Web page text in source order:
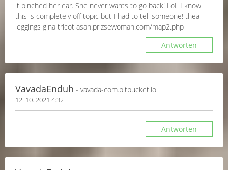
it pinched her ear. She never wants to go back! LoL I know
this is completely off topic but I had to tell someone! thea
leggings gina tricot asan.prizsewoman.com/map2.php
Antworten
VavadaEnduh - vavada-com.bitbucket.io
12. 10. 2021 4:32
Antworten